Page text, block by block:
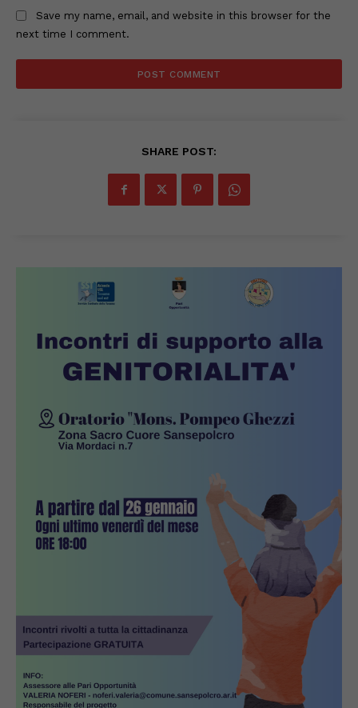
Save my name, email, and website in this browser for the
next time I comment.
SHARE POST: